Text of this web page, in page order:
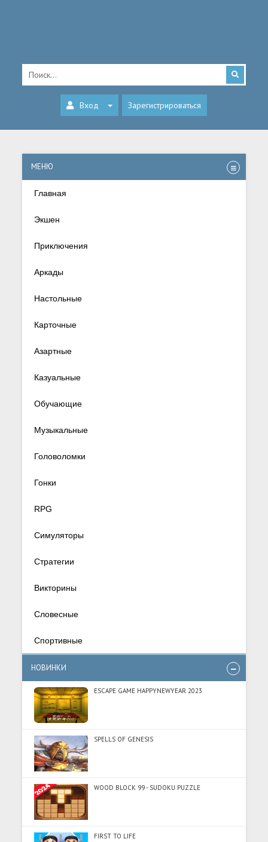
Вход Зарегистрироваться
МЕНЮ
Главная
Экшен
Приключения
Аркады
Настольные
Карточные
Азартные
Казуальные
Обучающие
Музыкальные
Головоломки
Гонки
RPG
Симуляторы
Стратегии
Викторины
Словесные
Спортивные
НОВИНКИ
ESCAPE GAME HAPPYNEWYEAR 2023
SPELLS OF GENESIS
WOOD BLOCK 99 - SUDOKU PUZZLE
FIRST TO LIFE